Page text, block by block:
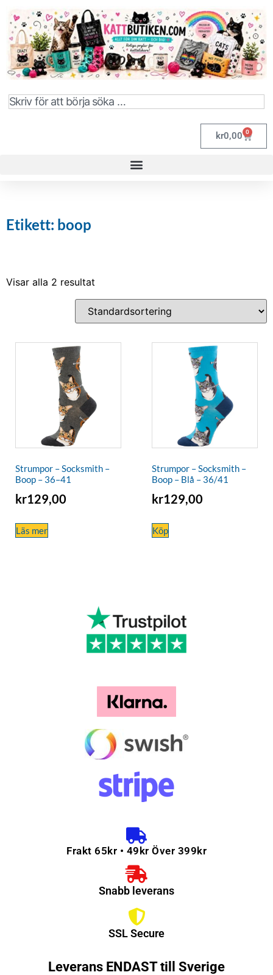
kr0,00 0
Etikett: boop
Visar alla 2 resultat
Strumpor – Socksmith –
Boop – 36–41
kr129,00
Läs mer
Strumpor – Socksmith –
Boop – Blå – 36/41
kr129,00
Köp
Frakt 65kr • 49kr Över 399kr
Snabb leverans
SSL Secure
Leverans ENDAST till Sverige